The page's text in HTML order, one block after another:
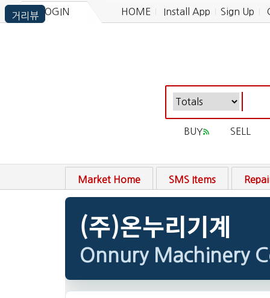
LOGIN HOME Install App Sign Up
BUY SELL
Market Home SMS Items
(주)온누리기계
Onnury Machinery